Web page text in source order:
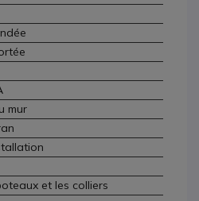
mur
et les colliers